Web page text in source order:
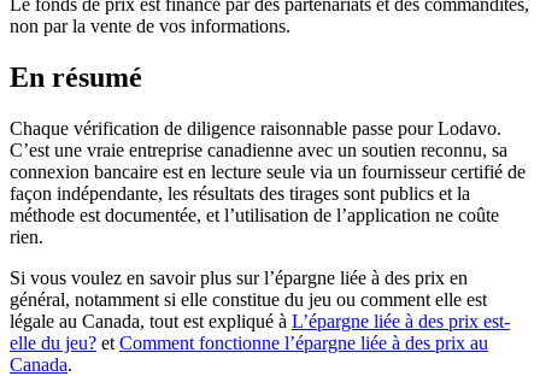
non par la vente de vos informations.
En résumé
Chaque vérification de diligence raisonnable passe pour Lodavo.
C’est une vraie entreprise canadienne avec un soutien reconnu, sa
connexion bancaire est en lecture seule via un fournisseur certifié de
façon indépendante, les résultats des tirages sont publics et la
méthode est documentée, et l’utilisation de l’application ne coûte
rien.
Si vous voulez en savoir plus sur l’épargne liée à des prix en
général, notamment si elle constitue du jeu ou comment elle est
légale au Canada, tout est expliqué à L’épargne liée à des prix est-
elle du jeu? et Comment fonctionne l’épargne liée à des prix au
Canada.